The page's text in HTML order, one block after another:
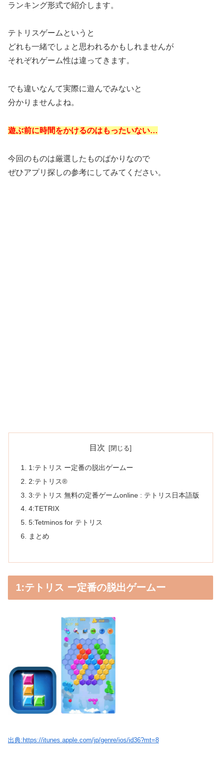
ランキング形式で紹介します。
テトリスゲームというと
どれも一緒でしょと思われるかもしれませんが
それぞれゲーム性は違ってきます。
でも違いなんて実際に遊んでみないと
分かりませんよね。
遊ぶ前に時間をかけるのはもったいない…
今回のものは厳選したものばかりなので
ぜひアプリ探しの参考にしてみてください。
目次
1:テトリス ー定番の脱出ゲームー
2:テトリス®
3:テトリス 無料の定番ゲームonline : テトリス日本語版
4:TETRIX
5:Tetminos for テトリス
まとめ
1:テトリス ー定番の脱出ゲームー
出典:https://itunes.apple.com/jp/genre/ios/id36?mt=8